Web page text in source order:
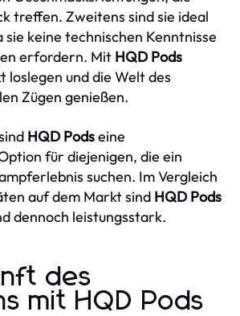
treffen. Zweitens sind sie ideal
keine technischen Kenntnisse
erfordern. Mit HQD Pods
loslegen und die Welt des
Zügen genießen.
HQD Podseine
für diejenigen, die ein
suchen. Im Vergleich
auf dem Markt sind HQD Pods
dennoch leistungsstark.
des
mit HQD Pods